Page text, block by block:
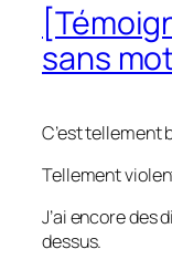
sans
C’est tellement
Tellement
J’ai encore
dessus.